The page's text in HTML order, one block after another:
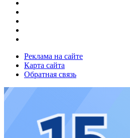
Реклама на сайте
Карта сайта
Обратная связь